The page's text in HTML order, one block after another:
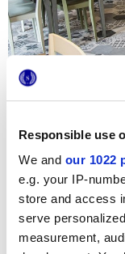
Responsible use
We and our 1022
e.g. your IP-
store and access
serve
measurement,
En este
respira un
de coloridos
En la sala
baldosas